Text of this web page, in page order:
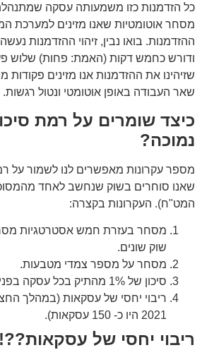
כל הזדמנות כזו משמעותה עסקה
מסחר אוטומטיות שאנו מזינים למערכת
ההזדמנות. בואו נבין, זיהוי ההזדמנות נעשה
ודורש כחמש דקות (האמת: פחות) שלוש
שזיהינו את ההזדמנות אנו מזינים
שאר העבודה באופן אוטומטי ונטול רגשות.
כיצד שומרים על רמת
נמוכה?
מספר עקרונות מאפשרים לנו לשמור על
שאנו סוחרים בשוק שנחשב לאחד
המט"ח). העקרונות בקצרה:
מסחר בעזרת חמש אסטרטגיות
שוק שונים.
מסחר על מספר צמדי מטבעות.
סיכון של 1% מהתיק בכל עסקה בפני עצמה.
ריבוי יחסי של עסקאות (במהלך
2021 היו כ- 150 עסקאות).
ריבוי יחסי של